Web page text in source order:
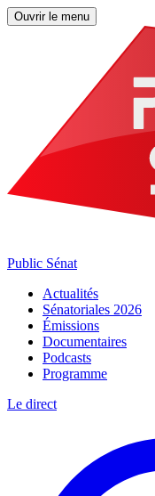
Ouvrir le menu
Public Sénat
Actualités
Sénatoriales 2026
Émissions
Documentaires
Podcasts
Programme
Le direct